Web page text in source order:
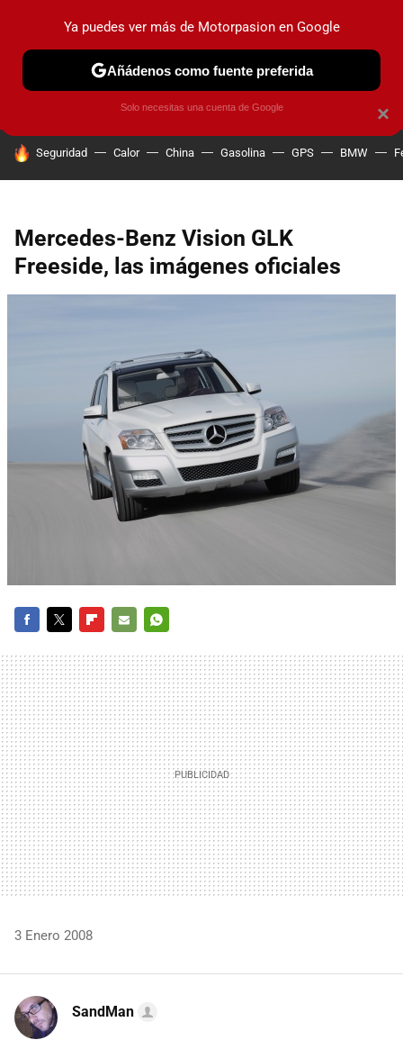
PRUEBAS COCHES ELÉCTRICOS OBSERVATORIO
HOY SE HABLA DE
Seguridad Calor China Gasolina GPS BMW
Mercedes-Benz Vision GLK
Freeside, las imágenes oficiales
MAIL
3 Enero 2008
SandMan
×
Ya puedes ver más de Motorpasion en Google
Añádenos como fuente preferida
Solo necesitas una cuenta de Google